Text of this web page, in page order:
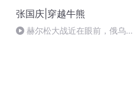
张国庆|穿越牛熊
赫尔松大战近在眼前，俄乌冲